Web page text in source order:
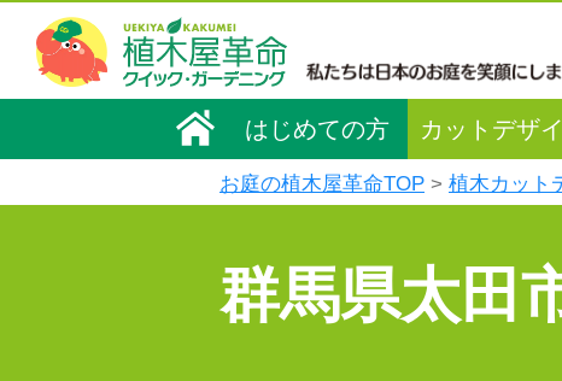
はじめての方 カットデザ
お庭の植木屋革命TOP 植木カット
群馬県太田